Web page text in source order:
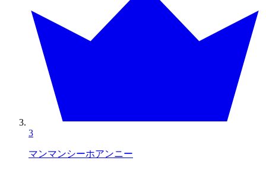
3
マンマンシーホアンニー